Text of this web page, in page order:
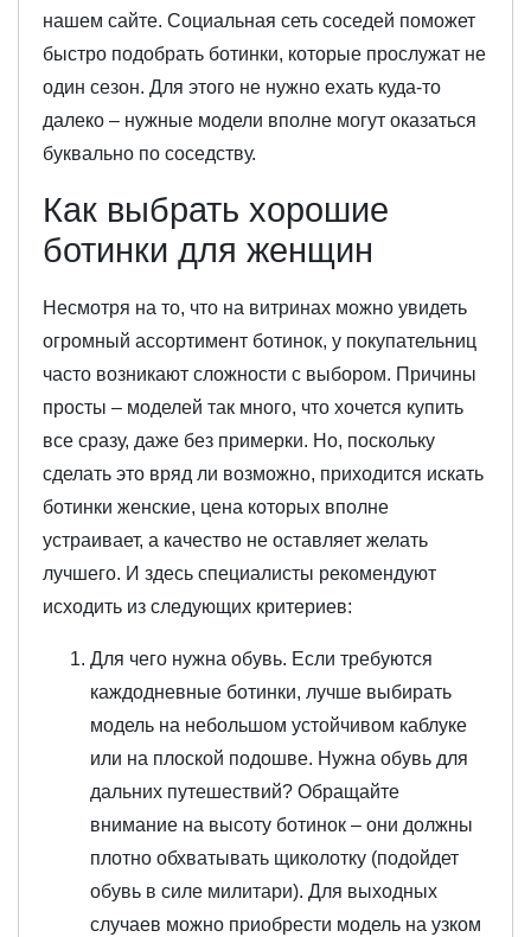
нашем сайте. Социальная сеть соседей поможет
быстро подобрать ботинки, которые прослужат не
один сезон. Для этого не нужно ехать куда-то
далеко – нужные модели вполне могут оказаться
буквально по соседству.
Как выбрать хорошие
ботинки для женщин
Несмотря на то, что на витринах можно увидеть
огромный ассортимент ботинок, у покупательниц
часто возникают сложности с выбором. Причины
просты – моделей так много, что хочется купить
все сразу, даже без примерки. Но, поскольку
сделать это вряд ли возможно, приходится искать
ботинки женские, цена которых вполне
устраивает, а качество не оставляет желать
лучшего. И здесь специалисты рекомендуют
исходить из следующих критериев:
Для чего нужна обувь. Если требуются
каждодневные ботинки, лучше выбирать
модель на небольшом устойчивом каблуке
или на плоской подошве. Нужна обувь для
дальних путешествий? Обращайте
внимание на высоту ботинок – они должны
плотно обхватывать щиколотку (подойдет
обувь в силе милитари). Для выходных
случаев можно приобрести модель на узком